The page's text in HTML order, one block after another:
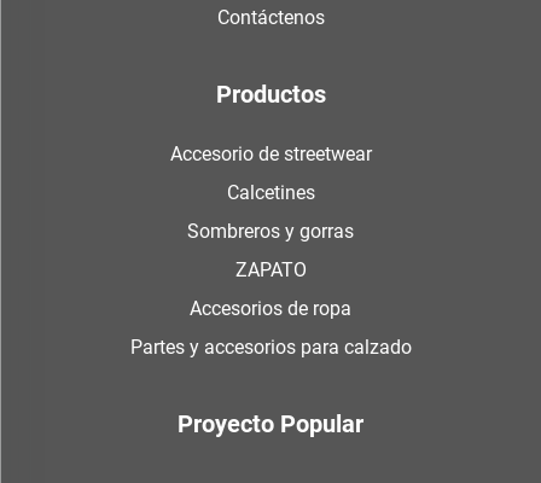
Contáctenos
Productos
Accesorio de streetwear
Calcetines
Sombreros y gorras
ZAPATO
Accesorios de ropa
Partes y accesorios para calzado
Proyecto Popular